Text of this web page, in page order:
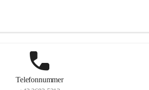
Telefonnummer